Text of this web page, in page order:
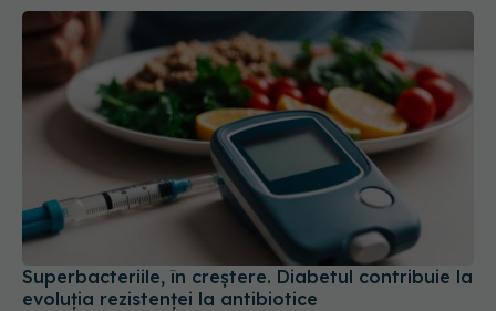
Superbacteriile, în creștere. Diabetul contribuie la
evoluția rezistenței la antibiotice